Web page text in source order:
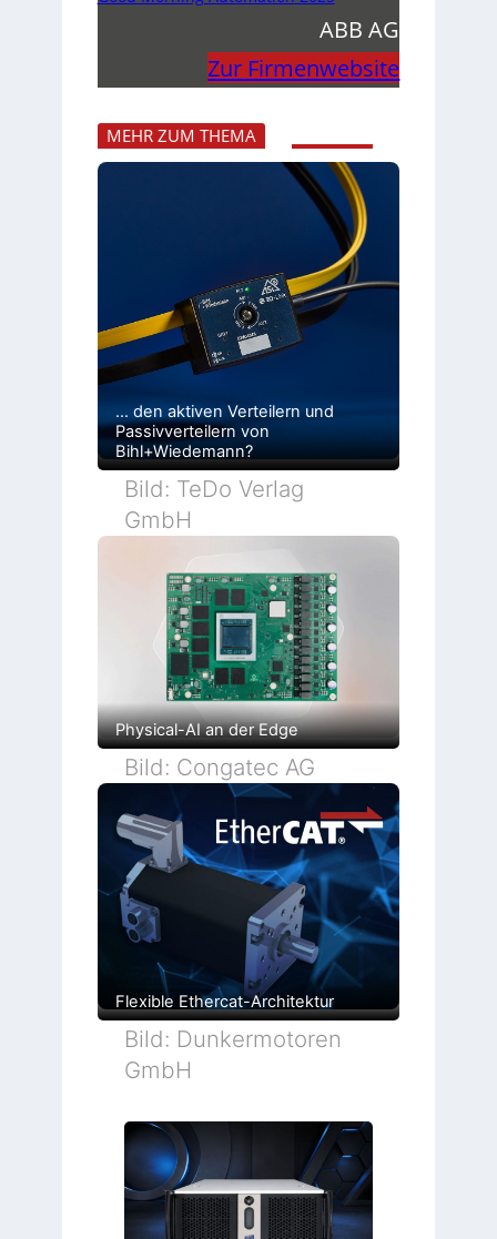
ABB AG
Zur Firmenwebsite
MEHR ZUM THEMA
… den aktiven Verteilern und
Passivverteilern von
Bihl+Wiedemann?
Bild: TeDo Verlag
GmbH
Physical-AI an der Edge
Bild: Congatec AG
Flexible Ethercat-Architektur
Bild: Dunkermotoren
GmbH